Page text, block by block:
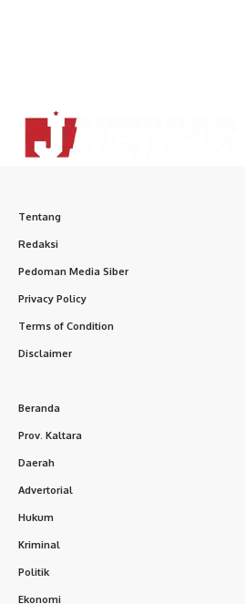
Tentang
Redaksi
Pedoman Media Siber
Privacy Policy
Terms of Condition
Disclaimer
Beranda
Prov. Kaltara
Daerah
Advertorial
Hukum
Kriminal
Politik
Ekonomi